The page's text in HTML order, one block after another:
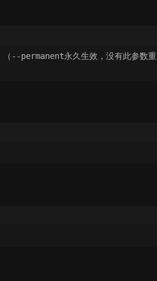
永久生效，没有此参数重